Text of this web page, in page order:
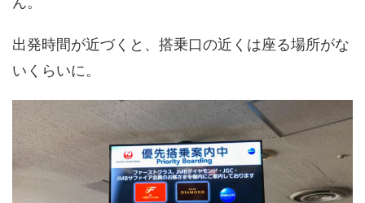
出発時間が近づくと、搭乗口の近くは座る場所がな
いくらいに。